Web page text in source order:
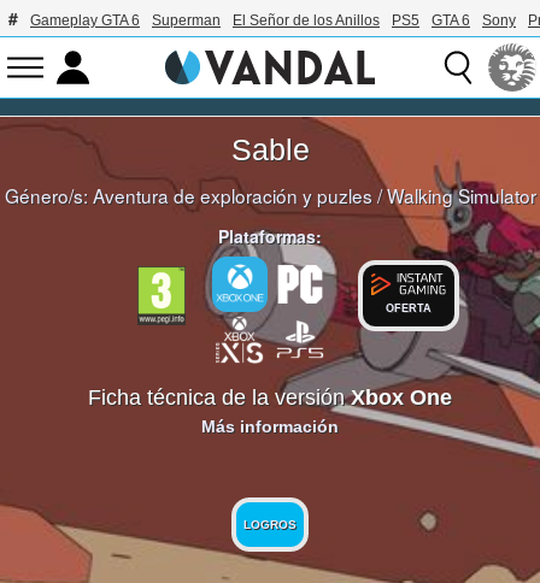
Gameplay GTA 6 Superman El Señor de los Anillos PS5 GTA 6 Sony
Sable
Género/s:Aventura de exploración y puzles/Walking Simulator
Plataformas:
OFERTA
Ficha técnica de la versiónXbox One
Más información
LOGROS